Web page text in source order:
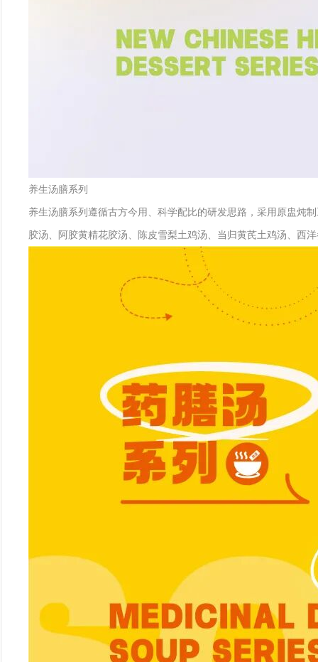
养生汤膳系列
养生汤膳系列遵循古方今用、科学配比的研发思路，采用原盅炖
胶汤、阿胶黄精花胶汤、陈皮雪梨土鸡汤、当归黄芪土鸡汤、西